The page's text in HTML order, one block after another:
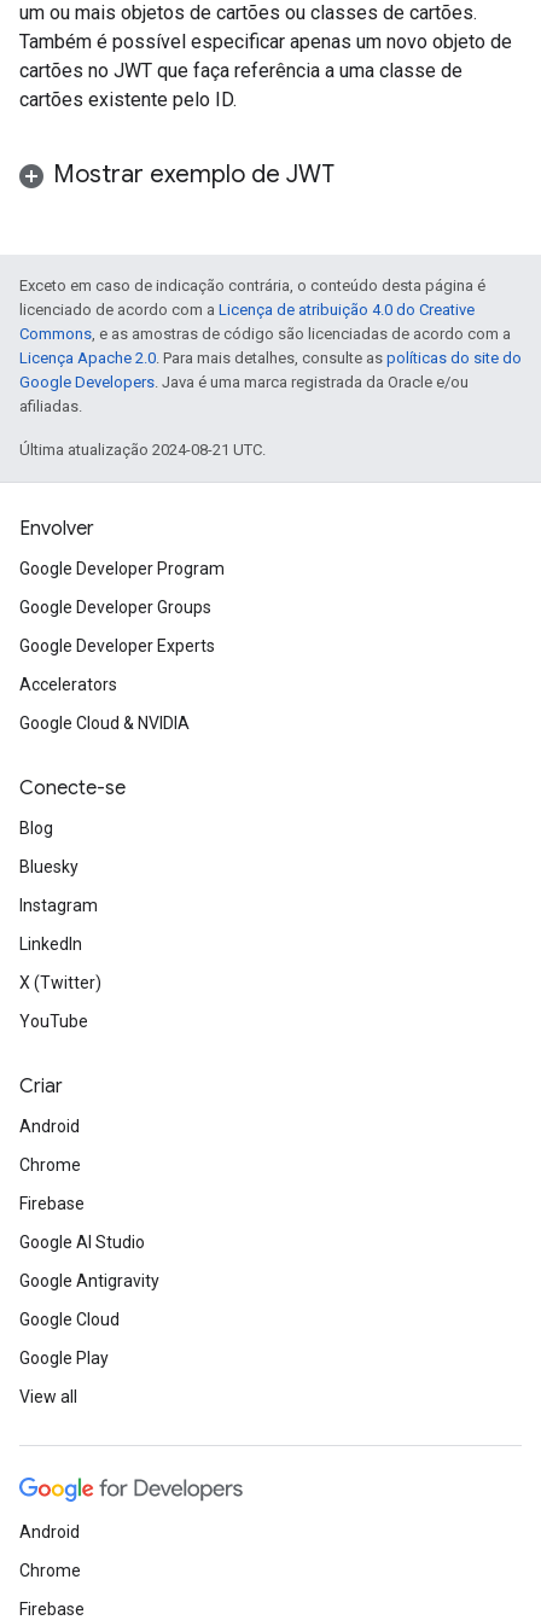
um ou mais objetos de cartões ou classes de cartões.
Também é possível especificar apenas um novo objeto de
cartões no JWT que faça referência a uma classe de
cartões existente pelo ID.
Mostrar exemplo de JWT
Exceto em caso de indicação contrária, o conteúdo desta página é
licenciado de acordo com a Licença de atribuição 4.0 do Creative
Commons, e as amostras de código são licenciadas de acordo com a
Licença Apache 2.0. Para mais detalhes, consulte as políticas do site do
Google Developers. Java é uma marca registrada da Oracle e/ou
afiliadas.
Última atualização 2024-08-21 UTC.
Envolver
Google Developer Program
Google Developer Groups
Google Developer Experts
Accelerators
Google Cloud & NVIDIA
Conecte-se
Blog
Bluesky
Instagram
LinkedIn
X (Twitter)
YouTube
Criar
Android
Chrome
Firebase
Google AI Studio
Google Antigravity
Google Cloud
Google Play
View all
Android
Chrome
Firebase